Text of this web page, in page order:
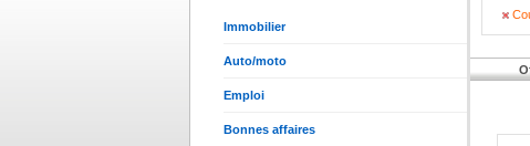
Immobilier
Auto/moto
Emploi
Bonnes affaires